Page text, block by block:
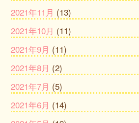
2021年11月 (13)
2021年10月 (11)
2021年9月 (11)
2021年8月 (2)
2021年7月 (5)
2021年6月 (14)